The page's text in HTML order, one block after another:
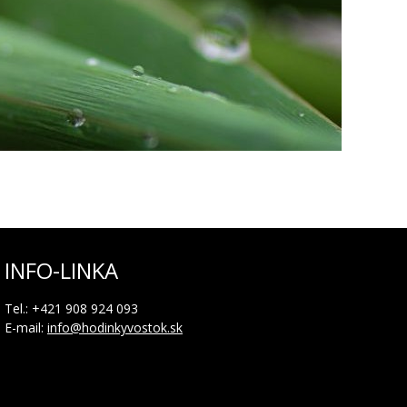
INFO-LINKA
Tel.: +421 908 924 093
E-mail: info@hodinkyvostok.sk